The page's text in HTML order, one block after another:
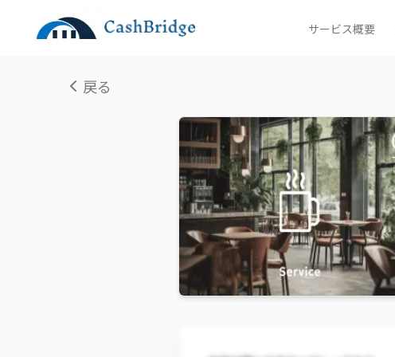
サービス概要
戻る